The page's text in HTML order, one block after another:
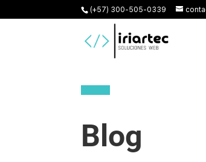
(+57) 300-505-0339
Blog